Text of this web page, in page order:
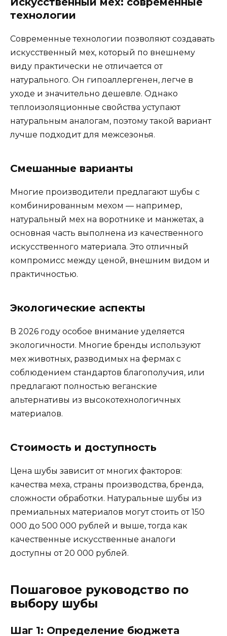
технологии
Современные технологии позволяют создавать
искусственный мех, который по внешнему
виду практически не отличается от
натурального. Он гипоаллергенен, легче в
уходе и значительно дешевле. Однако
теплоизоляционные свойства уступают
натуральным аналогам, поэтому такой вариант
лучше подходит для межсезонья.
Смешанные варианты
Многие производители предлагают шубы с
комбинированным мехом — например,
натуральный мех на воротнике и манжетах, а
основная часть выполнена из качественного
искусственного материала. Это отличный
компромисс между ценой, внешним видом и
практичностью.
Экологические аспекты
В 2026 году особое внимание уделяется
экологичности. Многие бренды используют
мех животных, разводимых на фермах с
соблюдением стандартов благополучия, или
предлагают полностью веганские
альтернативы из высокотехнологичных
материалов.
Стоимость и доступность
Цена шубы зависит от многих факторов:
качества меха, страны производства, бренда,
сложности обработки. Натуральные шубы из
премиальных материалов могут стоить от 150
000 до 500 000 рублей и выше, тогда как
качественные искусственные аналоги
доступны от 20 000 рублей.
Пошаговое руководство по
выбору шубы
Шаг 1: Определение бюджета